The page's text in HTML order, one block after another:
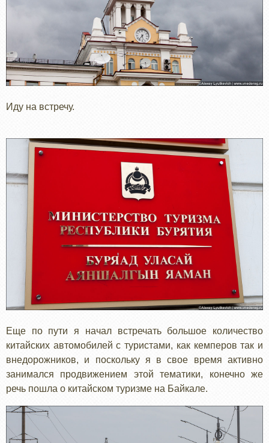
Иду на встречу.
Еще по пути я начал встречать большое количество
китайских автомобилей с туристами, как кемперов так и
внедорожников, и поскольку я в свое время активно
занимался продвижением этой тематики, конечно же
речь пошла о китайском туризме на Байкале.